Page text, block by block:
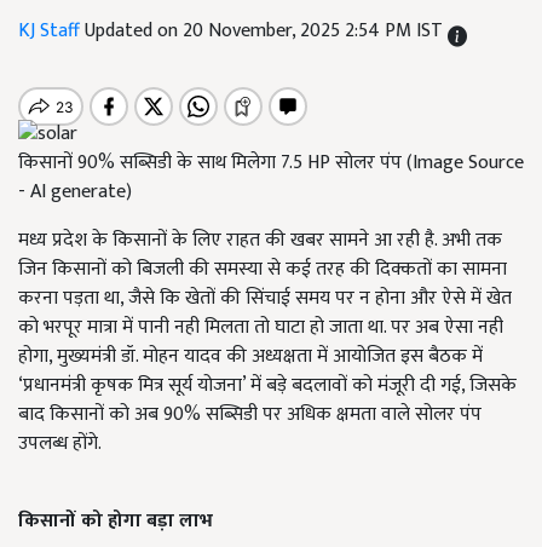
KJ StaffUpdated on 20 November, 2025 2:54 PM IST
किसानों 90% सब्सिडी के साथ मिलेगा 7.5 HP सोलर पंप (Image Source
- AI generate)
मध्य प्रदेश के किसानों के लिए राहत की खबर सामने आ रही है. अभी तक
जिन किसानों को बिजली की समस्या से कई तरह की दिक्कतों का सामना
करना पड़ता था, जैसे कि खेतों की सिंचाई समय पर न होना और ऐसे में खेत
को भरपूर मात्रा में पानी नही मिलता तो घाटा हो जाता था. पर अब ऐसा नही
होगा, मुख्यमंत्री डॉ. मोहन यादव की अध्यक्षता में आयोजित इस बैठक में
‘प्रधानमंत्री कृषक मित्र सूर्य योजना’ में बड़े बदलावों को मंजूरी दी गई, जिसके
बाद किसानों को अब 90% सब्सिडी पर अधिक क्षमता वाले सोलर पंप
उपलब्ध होंगे.
किसानों को होगा बड़ा लाभ